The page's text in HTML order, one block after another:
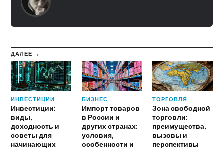
ДАЛЕЕ →
ИНВЕСТИЦИИ
Инвестиции:
виды,
доходность и
советы для
начинающих
БИЗНЕС
Импорт товаров
в России и
других странах:
условия,
особенности и
ТОРГОВЛЯ
Зона свободной
торговли:
преимущества,
вызовы и
перспективы